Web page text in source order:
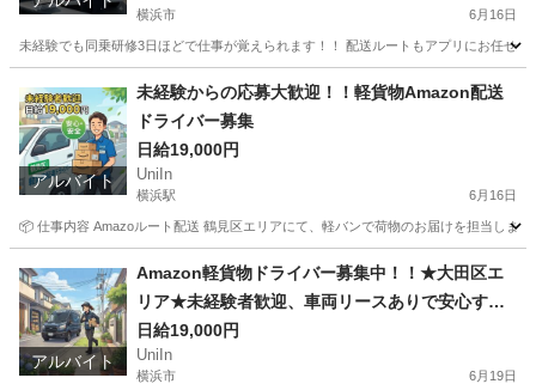
横浜市 6月16日
未経験でも同乗研修3日ほどで仕事が覚えられます！！ 配送ルートもアプリにお任せ
配送 スタッフ
アルバイト
未経験からの応募大歓迎！！軽貨物Amazon配送
ドライバー募集
日給19,000円
UniIn
横浜駅 6月16日
📦 仕事内容 Amazoルート配送 鶴見区エリアにて、軽バンで荷物のお届けを担当しま
配送 Amazon
アルバイト
Amazon軽貨物ドライバー募集中！！★大田区エ
リア★未経験者歓迎、車両リースありで安心すぐ
お仕事スタート☆彡
日給19,000円
UniIn
横浜市 6月19日